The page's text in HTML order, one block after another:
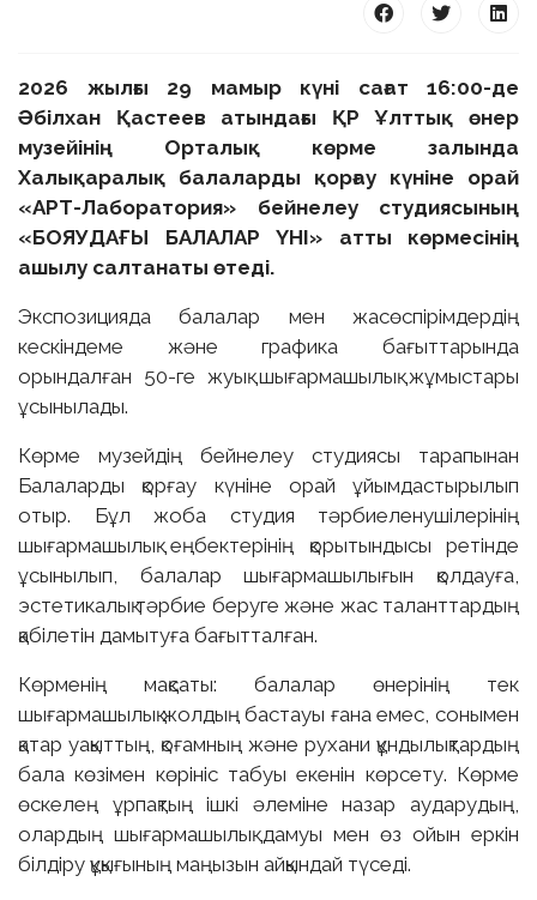
2026 жылғы 29 мамыр күні сағат 16:00-де
Әбілхан Қастеев атындағы ҚР Ұлттық өнер
музейінің Орталық көрме залында
Халықаралық балаларды қорғау күніне орай
«АРТ-Лаборатория» бейнелеу студиясының
«БОЯУДАҒЫ БАЛАЛАР ҮНІ» атты көрмесінің
ашылу салтанаты өтеді.
Экспозицияда балалар мен жасөспірімдердің
кескіндеме және графика бағыттарында
орындалған 50-ге жуық шығармашылық жұмыстары
ұсынылады.
Көрме музейдің бейнелеу студиясы тарапынан
Балаларды қорғау күніне орай ұйымдастырылып
отыр. Бұл жоба студия тәрбиеленушілерінің
шығармашылық еңбектерінің қорытындысы ретінде
ұсынылып, балалар шығармашылығын қолдауға,
эстетикалық тәрбие беруге және жас таланттардың
қабілетін дамытуға бағытталған.
Көрменің мақсаты: балалар өнерінің тек
шығармашылық жолдың бастауы ғана емес, сонымен
қатар уақыттың, қоғамның және рухани құндылықтардың
бала көзімен көрініс табуы екенін көрсету. Көрме
өскелең ұрпақтың ішкі әлеміне назар аударудың,
олардың шығармашылық дамуы мен өз ойын еркін
білдіру құқығының маңызын айқындай түседі.